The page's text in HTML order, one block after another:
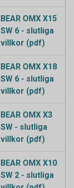
BEAR OMX X15
SW 6 - slutliga
villkor (pdf)
BEAR OMX X18
SW 6 - slutliga
villkor (pdf)
BEAR OMX X3
SW - slutliga
villkor (pdf)
BEAR OMX X10
SW 2 - slutliga